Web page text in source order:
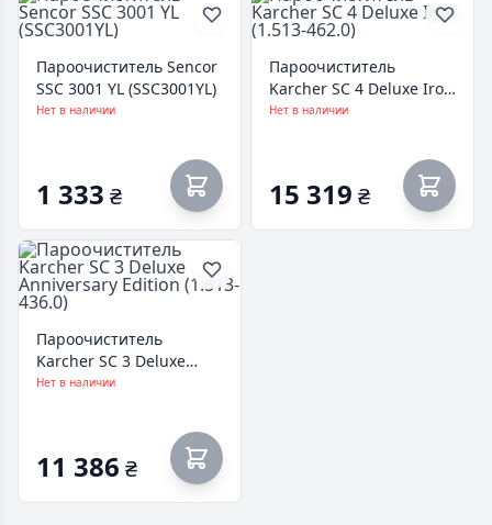
Пароочиститель Sencor
SSC 3001 YL (SSC3001YL)
Нет в наличии
1 333 ₴
Пароочиститель
Karcher SC 4 Deluxe Iron
(1.513-462.0)
Нет в наличии
15 319 ₴
Пароочиститель
Karcher SC 3 Deluxe
Anniversary Edition
Нет в наличии
11 386 ₴